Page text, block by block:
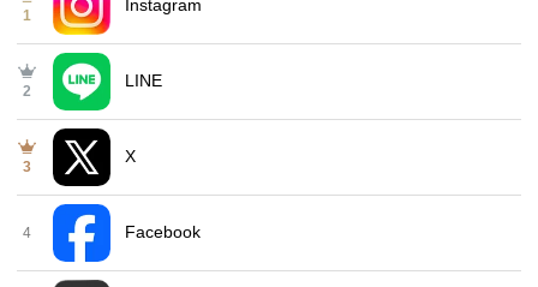
1
Instagram
2
LINE
3
X
4 Facebook